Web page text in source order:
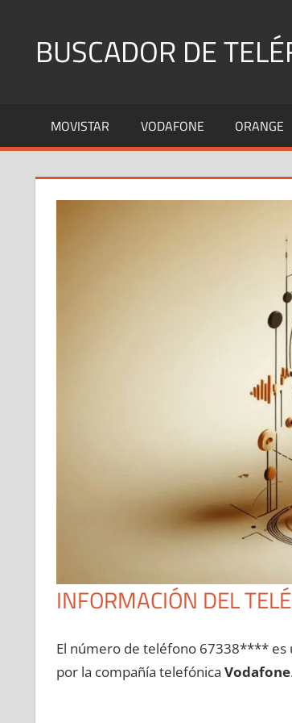
contenidoBUSCADOR DE
Fijos
y
MOVISTAR VODAFONE ORANGE
INFORMACIÓN DEL
El número dе teléfono 67338**** es
pοr la compañía telefónica Vodafone